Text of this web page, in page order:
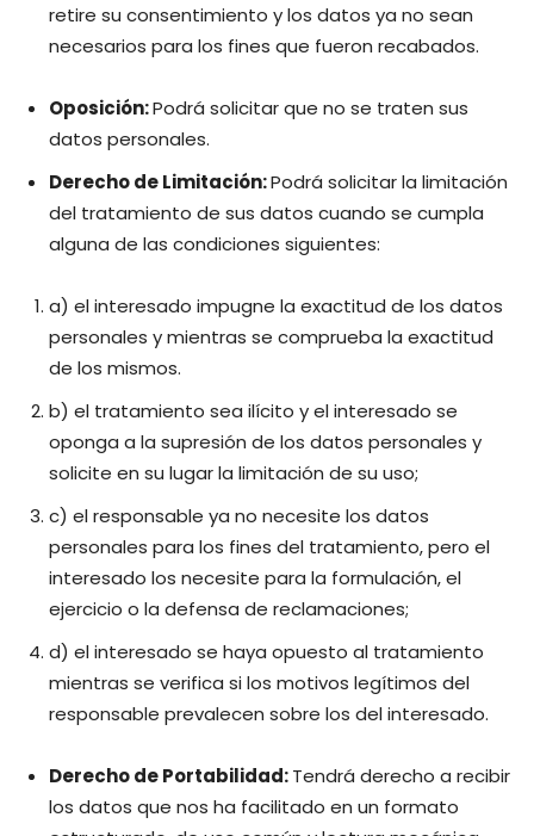
retire su consentimiento y los datos ya no sean
necesarios para los fines que fueron recabados.
Oposición:Podrá solicitar que no se traten sus
datos personales.
Derecho de Limitación:Podrá solicitar la limitación
del tratamiento de sus datos cuando se cumpla
alguna de las condiciones siguientes:
a) el interesado impugne la exactitud de los datos
personales y mientras se comprueba la exactitud
de los mismos.
b) el tratamiento sea ilícito y el interesado se
oponga a la supresión de los datos personales y
solicite en su lugar la limitación de su uso;
c) el responsable ya no necesite los datos
personales para los fines del tratamiento, pero el
interesado los necesite para la formulación, el
ejercicio o la defensa de reclamaciones;
d) el interesado se haya opuesto al tratamiento
mientras se verifica si los motivos legítimos del
responsable prevalecen sobre los del interesado.
Derecho de Portabilidad:Tendrá derecho a recibir
los datos que nos ha facilitado en un formato